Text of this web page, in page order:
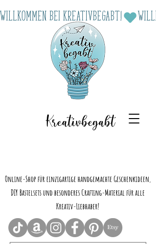
Kreativbegabt
Online-Shop für einzigartige handgemachte Geschenkideen,
DIY Bastelsets und besonderes Crafting-Material für alle
Kreativ-Liebhaber!
Willkommen bei Kreativbegabt!